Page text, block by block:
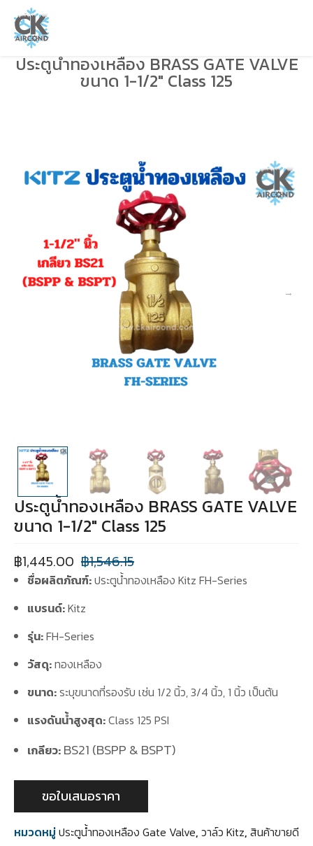
ประตูน้ำทองเหลือง BRASS GATE VALVE
ขนาด 1-1/2″ Class 125
ประตูน้ำทองเหลือง BRASS GATE VALVE
ขนาด 1-1/2″ Class 125
฿1,546.15
฿1,445.00
ชื่อผลิตภัณฑ์:ประตูน้ำทองเหลือง Kitz FH-Series
แบรนด์:Kitz
รุ่น:FH-Series
วัสดุ:ทองเหลือง
ขนาด:ระบุขนาดที่รองรับ เช่น 1/2 นิ้ว, 3/4 นิ้ว, 1 นิ้ว เป็นต้น
แรงดันน้ำสูงสุด:Class 125 PSI
เกลียว: BS21 (BSPP & BSPT)
ขอใบเสนอราคา
หมวดหมู่ประตูน้ำทองเหลือง Gate Valve, วาล์ว Kitz, สินค้าขายดี